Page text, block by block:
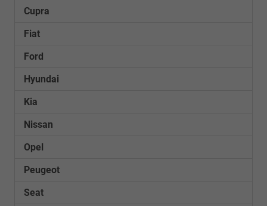
Cupra
Fiat
Ford
Hyundai
Kia
Nissan
Opel
Peugeot
Seat